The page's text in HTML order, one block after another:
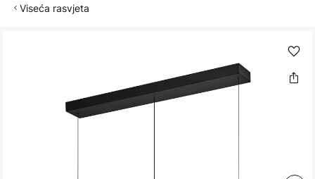
Viseća rasvjeta